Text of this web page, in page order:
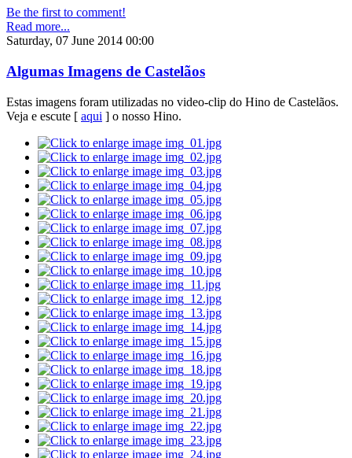
Be the first to comment!
Read more...
Saturday, 07 June 2014 00:00
Algumas Imagens de Castelãos
Estas imagens foram utilizadas no video-clip do Hino de Castelãos.
Veja e escute [ aqui ] o nosso Hino.